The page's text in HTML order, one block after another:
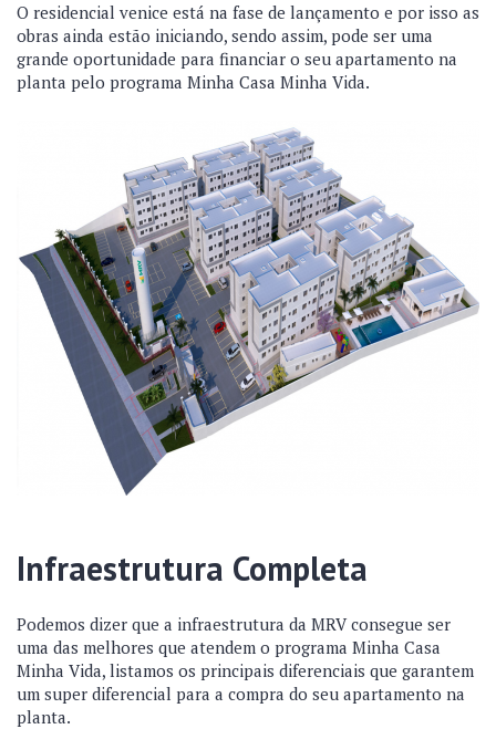
O residencial venice está na fase de lançamento e por isso as
obras ainda estão iniciando, sendo assim, pode ser uma
grande oportunidade para financiar o seu apartamento na
planta pelo programa Minha Casa Minha Vida.
Infraestrutura Completa
Podemos dizer que a infraestrutura da MRV consegue ser
uma das melhores que atendem o programa Minha Casa
Minha Vida, listamos os principais diferenciais que garantem
um super diferencial para a compra do seu apartamento na
planta.